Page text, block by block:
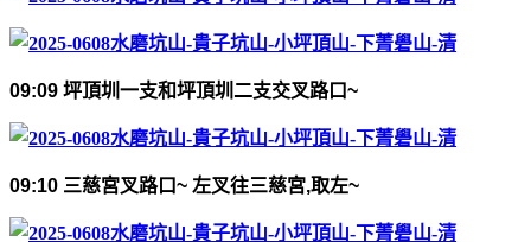
09:09 坪頂圳一支和坪頂圳二支交叉路口~
09:10 三慈宮叉路口~ 左叉往三慈宮,取左~